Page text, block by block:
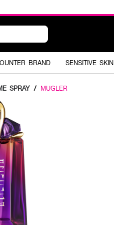
BRAND SENSITIVE SKIN
SPRAY / MUGLER